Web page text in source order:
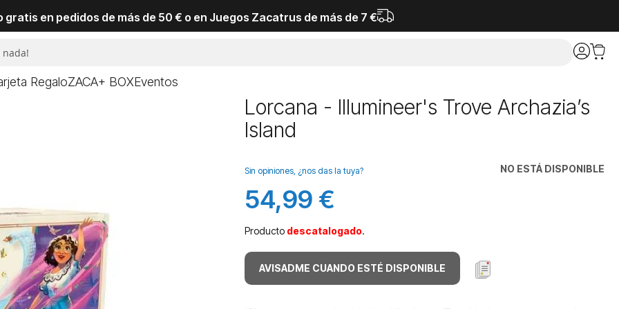
gratis en pedidos de más de 50 € o en Juegos Zacatrus de más de 7 €
RegaloZACA+ BOXEventos
Lorcana - Illumineer's Trove Archazia’s
Island
NO ESTÁ DISPONIBLE
Sin opiniones, ¿nos das la tuya?
54,99 €
Producto descatalogado.
AVISADME CUANDO ESTÉ DISPONIBLE